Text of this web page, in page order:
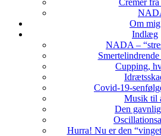
Om mig
Indlæg
NADA –
Cupping,
Covid-19-
Musik til
Den
Hurra! Nu er den